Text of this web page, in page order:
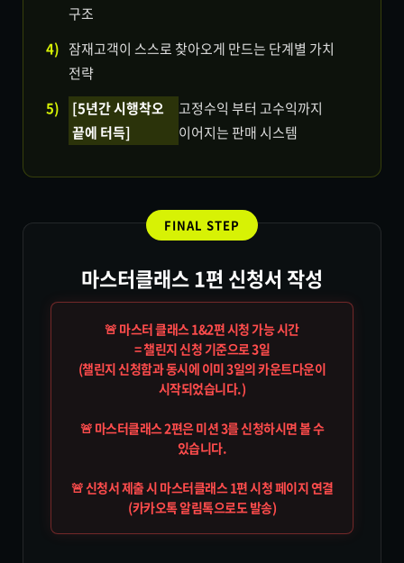
구조
4) 잠재고객이 스스로 찾아오게 만드는 단계별 가치
전략
5)
[5년간 시행착오
끝에 터득]
고정수익 부터 고수익까지
이어지는 판매 시스템
FINAL STEP
마스터클래스 1편 신청서 작성
🚨 마스터 클래스 1&2편 시청 가능 시간
= 챌린지 신청 기준으로 3일
(챌린지 신청함과 동시에 이미 3일의 카운트다운이
시작되었습니다.)
🚨 마스터클래스 2편은 미션 3를 신청하시면 볼 수
있습니다.
🚨 신청서 제출 시 마스터클래스 1편 시청 페이지 연결
(카카오톡 알림톡으로도 발송)